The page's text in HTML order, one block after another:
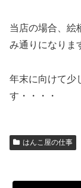
当店の場合、絵
み通りになりま
年末に向けて少
す・・・・
はんこ屋の仕事